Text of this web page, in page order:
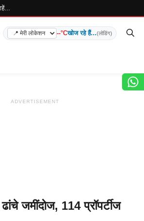
--°Cखोज रहे हैं...(लोडिंग)
ADVERTISEMENT
जमींदोज, 114 प्रॉपर्टीज